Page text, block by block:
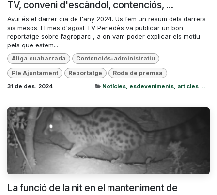
TV, conveni d'escàndol, contenciós, ...
Avui és el darrer dia de l'any 2024. Us fem un resum dels darrers
sis mesos. El mes d'agost TV Penedès va publicar un bon
reportatge sobre l’agroparc , a on vam poder explicar els motiu
pels que estem...
Aliga cuabarrada Contenciós-administratiu
Ple Ajuntament Reportatge Roda de premsa
31 de des. 2024 Notícies, esdeveniments, articles ...
La funció de la nit en el manteniment de